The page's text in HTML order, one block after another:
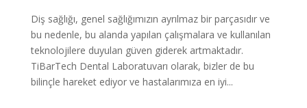
Diş sağlığı, genel sağlığımızın ayrılmaz bir parçasıdır ve
bu nedenle, bu alanda yapılan çalışmalara ve kullanılan
teknolojilere duyulan güven giderek artmaktadır.
TiBarTech Dental Laboratuvarı olarak, bizler de bu
bilinçle hareket ediyor ve hastalarımıza en iyi...